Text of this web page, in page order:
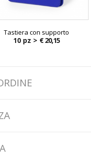
Tastiera con supporto
10 pz > € 20,15